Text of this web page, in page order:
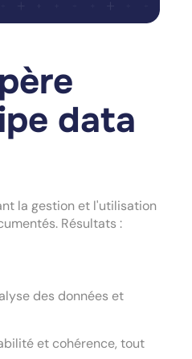
data
la gestion et l'utilisation
Résultats :
des données et
et cohérence, tout